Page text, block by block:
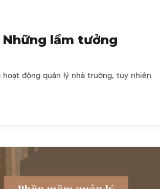
lầm tưởng
động quản lý nhà trường, tuy nhiên